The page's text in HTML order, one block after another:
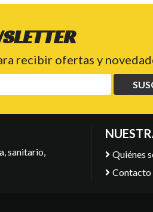
recibir ofertas y
sanitario,
Quiénes
Contacto